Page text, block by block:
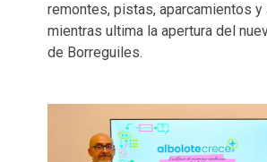
remontes, pistas, aparcamientos
mientras ultima la apertura del
de Borreguiles.